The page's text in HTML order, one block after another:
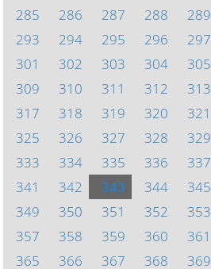
285
286 287 288 289
293
294 295 296 297
301
302 303 304 305
309
310 311 312 313
317
318 319 320 321
325
326 327 328 329
333
334 335 336 337
341
342 343 344 345
349
350 351 352 353
357
358 359 360 361
365
366 367 368 369